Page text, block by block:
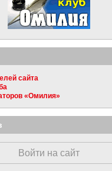
сайта
«Омилия»
Войти на сайт